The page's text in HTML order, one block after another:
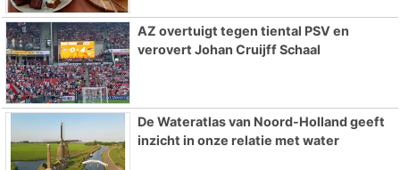
AZ overtuigt tegen tiental PSV en
verovert Johan Cruijff Schaal
De Wateratlas van Noord-Holland geeft
inzicht in onze relatie met water